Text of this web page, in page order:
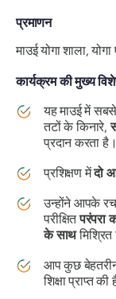
प्रमाणन
माउई योगा शाला,
कार्यक्रम की मुख्य
यह माउई में
तटों के किनारे,
प्रदान करता है।
प्रशिक्षण मेंदो
उन्होंने आपके
परीक्षितपरंपरा
के साथमिश्रित
आप कुछ
शिक्षा प्राप्त की